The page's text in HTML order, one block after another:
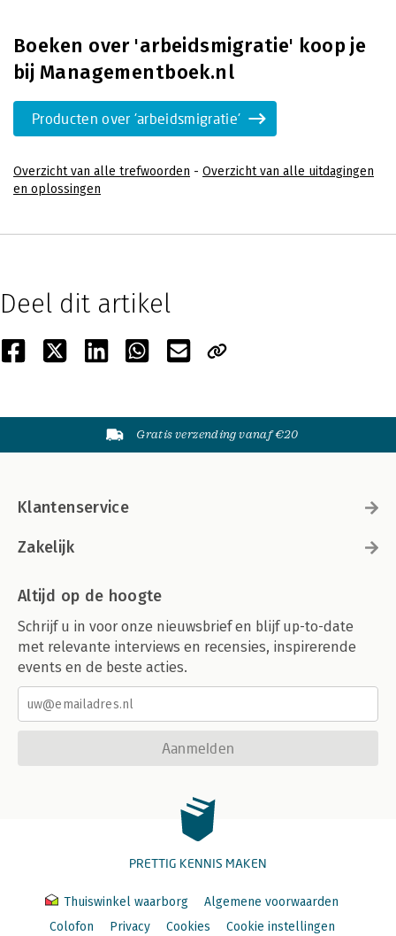
Boeken over 'arbeidsmigratie' koop je
bij Managementboek.nl
Producten over 'arbeidsmigratie'
Overzicht van alle trefwoorden - Overzicht van alle uitdagingen
en oplossingen
Deel dit artikel
Gratis verzending vanaf €20
Klantenservice
Zakelijk
Altijd op de hoogte
Schrijf u in voor onze nieuwsbrief en blijf up-to-date
met relevante interviews en recensies, inspirerende
events en de beste acties.
Aanmelden
PRETTIG KENNIS MAKEN
Thuiswinkel waarborg
Algemene voorwaarden
Colofon
Privacy Cookies Cookie instellingen